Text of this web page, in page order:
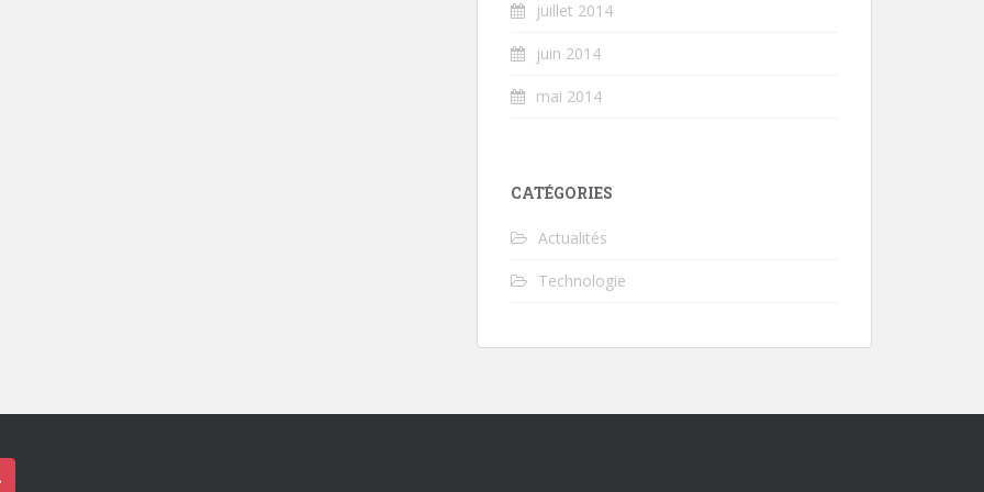
juillet 2014
juin 2014
mai 2014
CATÉGORIES
Actualités
Technologie